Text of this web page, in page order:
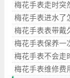
梅花手表走时突
梅花手表进水了
梅花手表表带戴
梅花手表保养一
梅花手表不会走
梅花手表维修费